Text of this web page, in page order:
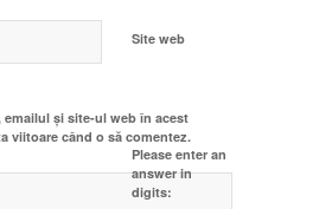
Site web
emailul și site-ul web în acest
viitoare când o să comentez.
Please enter an
answer in
digits: